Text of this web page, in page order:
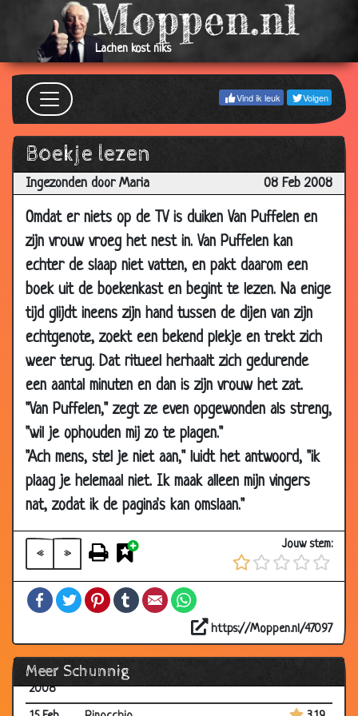
Lachen kost niks
Vind ik leuk Volgen
Boekje lezen
Ingezonden door Maria 08 Feb 2008
Omdat er niets op de TV is duiken Van Puffelen en
zijn vrouw vroeg het nest in. Van Puffelen kan
echter de slaap niet vatten, en pakt daarom een
boek uit de boekenkast en begint te lezen. Na enige
tijd glijdt ineens zijn hand tussen de dijen van zijn
echtgenote, zoekt een bekend plekje en trekt zich
weer terug. Dat ritueel herhaalt zich gedurende
een aantal minuten en dan is zijn vrouw het zat.
"Van Puffelen," zegt ze even opgewonden als streng,
"wil je ophouden mij zo te plagen."
"Ach mens, stel je niet aan," luidt het antwoord, "ik
plaag je helemaal niet. Ik maak alleen mijn vingers
nat, zodat ik de pagina's kan omslaan."
« »
Jouw stem:
FacebookTwitterPinterestTumblrEmail
https://Moppen.nl/47097
Meer Schunnig
14 Oct
2008
Voodoo dildo
10 Oct
2008
Hazenlip 3.36
05 Oct
2008
29 Sep
2008
Fakir met fluit
22 Sep
2008
Afvallen
14 Aug
2008
Rooie oortjes
11 Jun
2008
100 Euro 3.95
09 Jun
2008
De nudistencamping 3.55
05 Jun
2008
Heb ik iets verkeerds gezegd?
03 Jun
2008
TV-zender
17 Apr
2008
Is ie lekker? 3.86
12 Apr
2008
De Janssens 3.91
2008
2008
3.83
28 Feb
2008
Vierendelen